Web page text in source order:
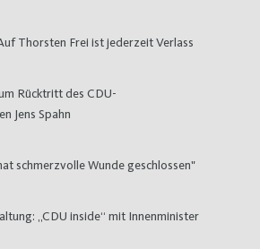
Thorsten Frei ist jederzeit Verlass
Rücktritt des CDU-
Jens Spahn
schmerzvolle Wunde geschlossen"
„CDU inside“ mit Innenminister